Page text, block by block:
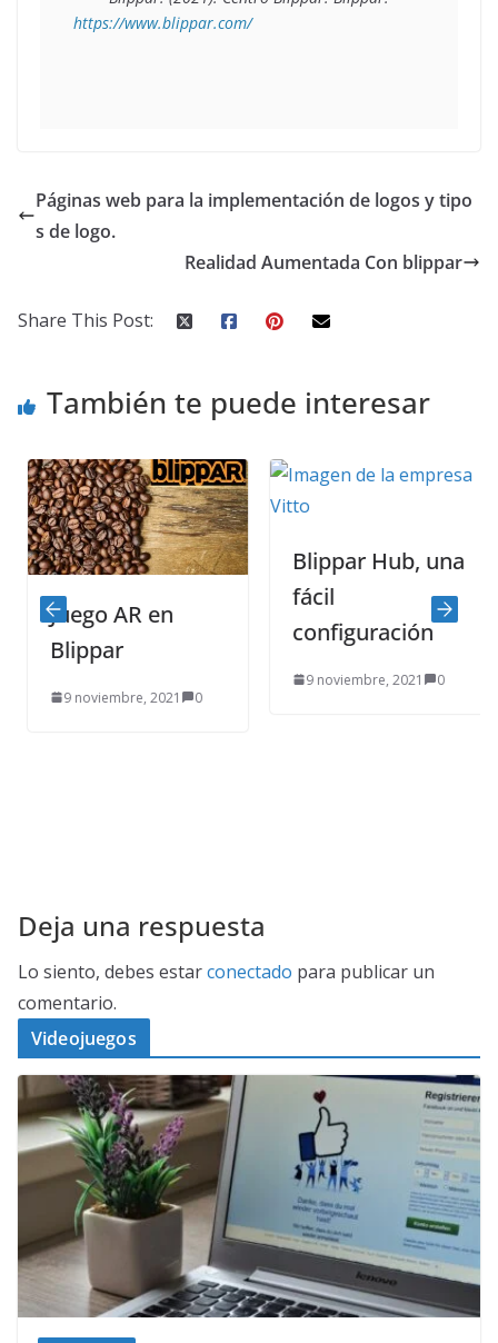
https://www.blippar.com/
Páginas web para la implementación de logos y tipo
s de logo.
Realidad Aumentada Con blippar
Share This Post:
También te puede interesar
Juego AR en
Blippar
9 noviembre, 2021 0
Blippar Hub, una
fácil
configuración
9 noviembre, 2021 0
Deja una respuesta
Lo siento, debes estarconectado para publicar un
comentario.
Videojuegos